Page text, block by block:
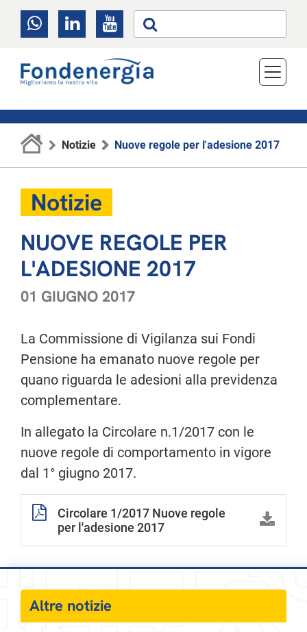
Notizie Nuove regole per l'adesione 2017
Notizie
NUOVE REGOLE PER
L'ADESIONE 2017
01 GIUGNO 2017
La Commissione di Vigilanza sui Fondi
Pensione ha emanato nuove regole per
quano riguarda le adesioni alla previdenza
complementare.
In allegato la Circolare n.1/2017 con le
nuove regole di comportamento in vigore
dal 1° giugno 2017.
Circolare 1/2017 Nuove regole
per l'adesione 2017
Altre notizie